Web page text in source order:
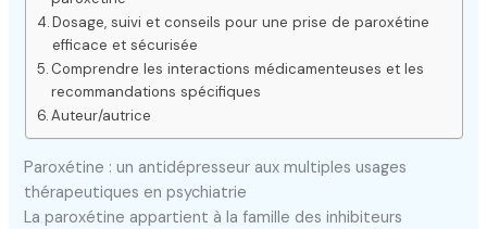
Dosage, suivi et conseils pour une prise de paroxétine
efficace et sécurisée
Comprendre les interactions médicamenteuses et les
recommandations spécifiques
Auteur/autrice
Paroxétine : un antidépresseur aux multiples usages
thérapeutiques en psychiatrie
La paroxétine appartient à la famille des inhibiteurs